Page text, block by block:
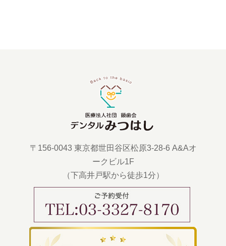
〒156-0043 東京都世田谷区松原3-28-6 A&Aオ
ークビル1F
（下高井戸駅から徒歩1分）